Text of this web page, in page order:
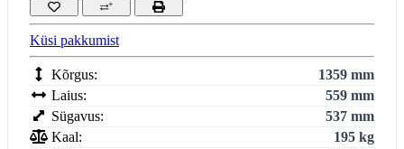
Küsi pakkumist
Kõrgus:
1359 mm
Laius:
559 mm
Sügavus:
537 mm
Kaal:
195 kg